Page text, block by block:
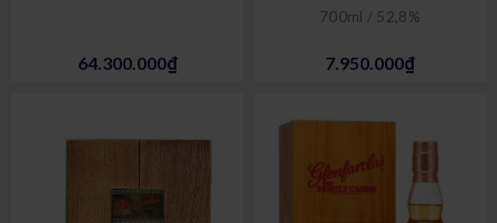
64.300.000₫
700ml / 52,8%
7.950.000₫